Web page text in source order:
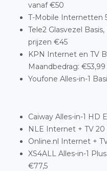
vanaf €50
T-Mobile Internetten
Tele2 Glasvezel
prijzen €45
KPN Internet en TV
Maandbedrag: €53,99
Youfone Alles-in-1
Caiway Alles-in-1 HD
NLE Internet + TV 20
Online.nl Internet +
XS4ALL Alles-in-1
€77,5